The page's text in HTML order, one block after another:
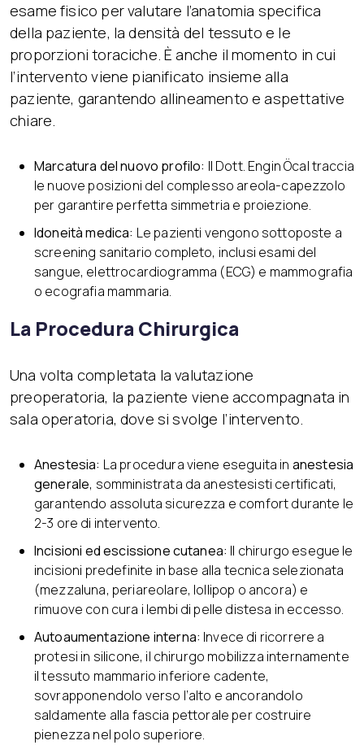
esame fisico per valutare l’anatomia specifica
della paziente, la densità del tessuto e le
proporzioni toraciche. È anche il momento in cui
l’intervento viene pianificato insieme alla
paziente, garantendo allineamento e aspettative
chiare.
Marcatura del nuovo profilo: Il Dott. Engin Öcal traccia
le nuove posizioni del complesso areola-capezzolo
per garantire perfetta simmetria e proiezione.
Idoneità medica: Le pazienti vengono sottoposte a
screening sanitario completo, inclusi esami del
sangue, elettrocardiogramma (ECG) e mammografia
o ecografia mammaria.
La Procedura Chirurgica
Una volta completata la valutazione
preoperatoria, la paziente viene accompagnata in
sala operatoria, dove si svolge l’intervento.
Anestesia: La procedura viene eseguita in anestesia
generale, somministrata da anestesisti certificati,
garantendo assoluta sicurezza e comfort durante le
2-3 ore di intervento.
Incisioni ed escissione cutanea: Il chirurgo esegue le
incisioni predefinite in base alla tecnica selezionata
(mezzaluna, periareolare, lollipop o ancora) e
rimuove con cura i lembi di pelle distesa in eccesso.
Autoaumentazione interna: Invece di ricorrere a
protesi in silicone, il chirurgo mobilizza internamente
il tessuto mammario inferiore cadente,
sovrapponendolo verso l’alto e ancorandolo
saldamente alla fascia pettorale per costruire
pienezza nel polo superiore.